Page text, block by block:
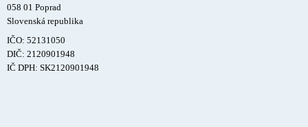
058 01 Poprad
Slovenská republika
IČO: 52131050
DIČ: 2120901948
IČ DPH: SK2120901948